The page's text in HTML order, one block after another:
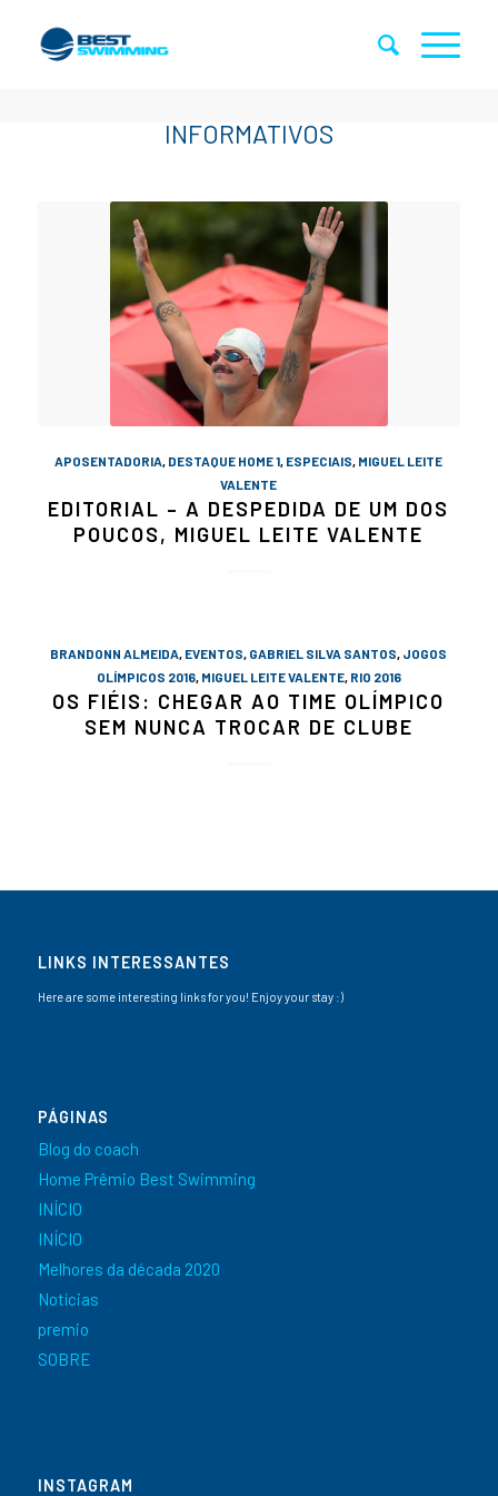
APOSENTADORIA, DESTAQUE HOME 1, ESPECIAIS, MIGUEL LEITE
VALENTE
EDITORIAL – A DESPEDIDA DE UM DOS
POUCOS, MIGUEL LEITE VALENTE
BRANDONN ALMEIDA, EVENTOS, GABRIEL SILVA SANTOS, JOGOS
OLÍMPICOS 2016, MIGUEL LEITE VALENTE, RIO 2016
OS FIÉIS: CHEGAR AO TIME OLÍMPICO
SEM NUNCA TROCAR DE CLUBE
LINKS INTERESSANTES
Here are some interesting links for you! Enjoy your stay :)
PÁGINAS
Blog do coach
Home Prêmio Best Swimming
INÍCIO
INÍCIO
Melhores da década 2020
Notícias
premio
SOBRE
INSTAGRAM